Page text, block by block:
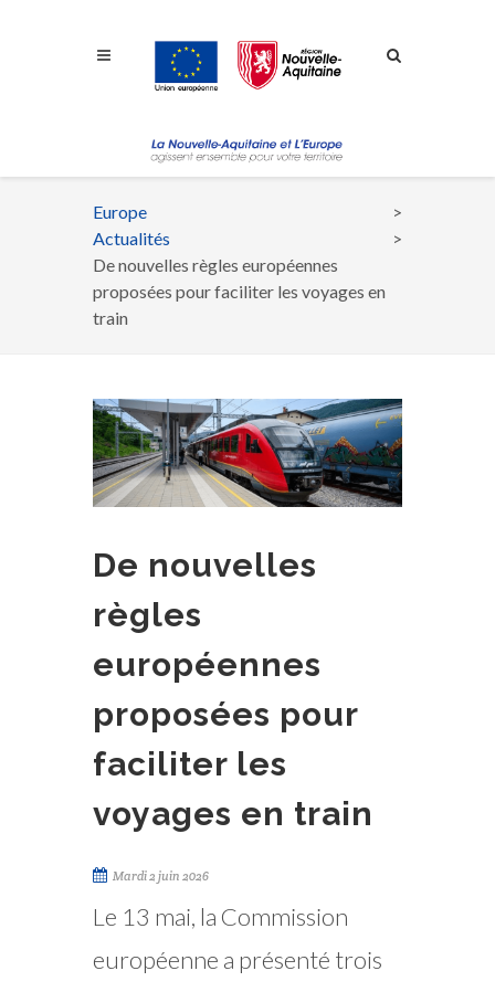
Fil
d'Ariane
Europe
Actualités
De nouvelles règles européennes
proposées pour faciliter les voyages en
train
De nouvelles
règles
européennes
proposées pour
faciliter les
voyages en train
Mardi 2 juin 2026
Le 13 mai, la Commission
européenne a présenté trois